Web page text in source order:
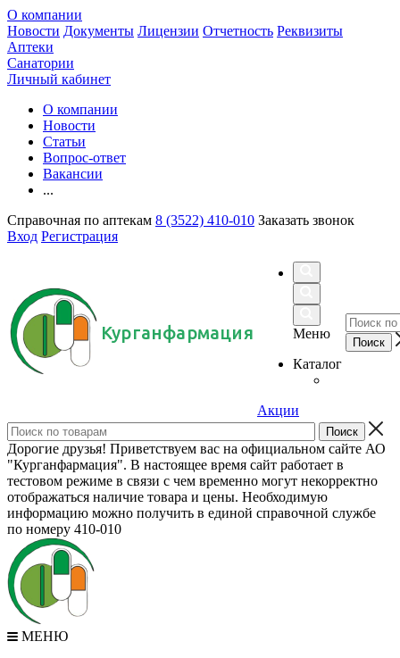
О компании
Новости Документы Лицензии Отчетность Реквизиты
Аптеки
Санатории
Личный кабинет
О компании
Новости
Статьи
Вопрос-ответ
Вакансии
...
Справочная по аптекам 8 (3522) 410-010 Заказать звонок
Вход Регистрация
Курганфармация
Меню
Каталог
Акции
Дорогие друзья! Приветствуем вас на официальном сайте АО
"Курганфармация". В настоящее время сайт работает в
тестовом режиме в связи с чем временно могут некорректно
отображаться наличие товара и цены. Необходимую
информацию можно получить в единой справочной службе
по номеру 410-010
МЕНЮ